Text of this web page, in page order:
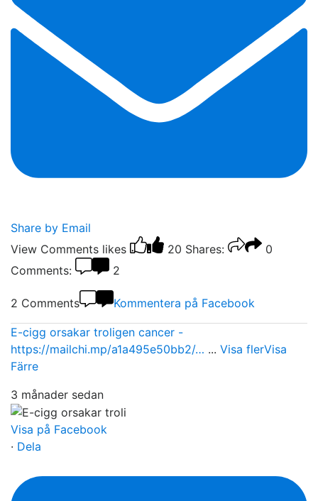
Share by Email
View Comments likes 20 Shares:
0
Comments:
2
2 Comments Kommentera på Facebook
E-cigg orsakar troligen cancer -
https://mailchi.mp/a1a495e50bb2/… ... Visa flerVisa
Färre
3 månader sedan
Visa på Facebook
· Dela